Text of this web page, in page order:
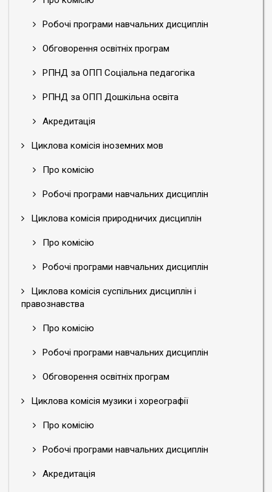
Робочі програми навчальних дисциплін
Обговорення освітніх програм
РПНД за ОПП Соціальна педагогіка
РПНД за ОПП Дошкільна освіта
Акредитація
Циклова комісія іноземних мов
Про комісію
Робочі програми навчальних дисциплін
Циклова комісія природничих дисциплін
Про комісію
Робочі програми навчальних дисциплін
Циклова комісія суспільних дисциплін і
правознавства
Про комісію
Робочі програми навчальних дисциплін
Обговорення освітніх програм
Циклова комісія музики і хореографії
Про комісію
Робочі програми навчальних дисциплін
Акредитація